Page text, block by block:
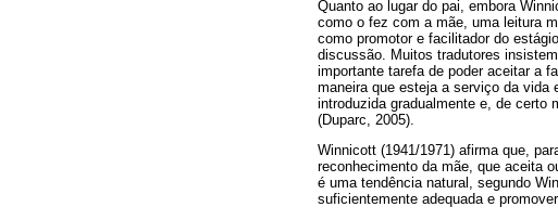
Quanto ao lugar do pai, embora
como o fez com a mãe, uma leitura
como promotor e facilitador do
discussão. Muitos tradutores
importante tarefa de poder aceitar a
maneira que esteja a serviço da vida
introduzida gradualmente e, de certo
(Duparc, 2005).
Winnicott (1941/1971) afirma que,
reconhecimento da mãe, que aceita
é uma tendência natural, segundo
suficientemente adequada e